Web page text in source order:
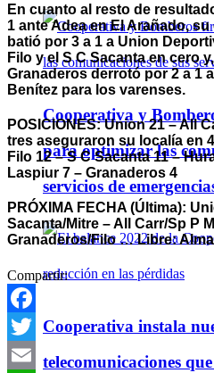
Cooperativa y
para optimizar las
servicios de
Cooperativa instala
telecomunicaciones
En cuanto al resto de
1 ante Adea en El Arañado,
batió por 3 a 1 a Union
Filo y el S C Sacanta en cero
Granaderos derrotó por 2 a 1
Benítez para los varenses.
POSICIONES: Union 21 – All
tres aseguraron su localía en
Filo 12 – S C Sacanta 11 –
Laspiur 7 – Granaderos 4
PRÓXIMA FECHA (Última):
Sacanta/Mitre – All Carr/Sp P
Granaderos/Filo … Libre:
Compartir:
Facebook
Twitter